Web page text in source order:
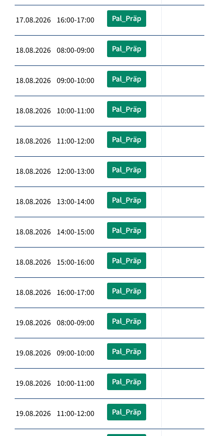
17.08.2026 16:00-17:00 Pal_Präp
18.08.2026 08:00-09:00 Pal_Präp
18.08.2026 09:00-10:00 Pal_Präp
18.08.2026 10:00-11:00 Pal_Präp
18.08.2026 11:00-12:00 Pal_Präp
18.08.2026 12:00-13:00 Pal_Präp
18.08.2026 13:00-14:00 Pal_Präp
18.08.2026 14:00-15:00 Pal_Präp
18.08.2026 15:00-16:00 Pal_Präp
18.08.2026 16:00-17:00 Pal_Präp
19.08.2026 08:00-09:00 Pal_Präp
19.08.2026 09:00-10:00 Pal_Präp
19.08.2026 10:00-11:00 Pal_Präp
19.08.2026 11:00-12:00 Pal_Präp